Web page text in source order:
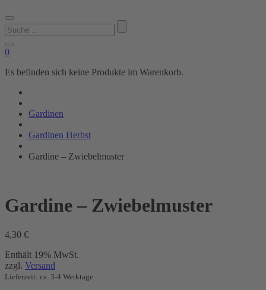
Suchen
nach:
0
Es befinden sich keine Produkte im Warenkorb.
Gardinen
Gardinen Herbst
Gardine – Zwiebelmuster
Gardine – Zwiebelmuster
4,30 €
Enthält 19% MwSt.
zzgl. Versand
Lieferzeit: ca. 3-4 Werktage